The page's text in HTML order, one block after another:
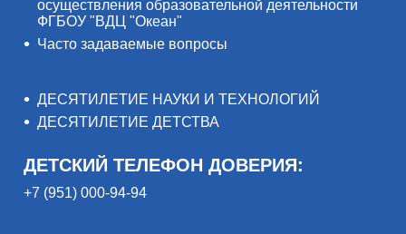
осуществления образовательной деятельности
ФГБОУ "ВДЦ "Океан"
Часто задаваемые вопросы
ДЕСЯТИЛЕТИЕ НАУКИ И ТЕХНОЛОГИЙ
ДЕСЯТИЛЕТИЕ ДЕТСТВА
ДЕТСКИЙ ТЕЛЕФОН ДОВЕРИЯ:
+7 (951) 000-94-94